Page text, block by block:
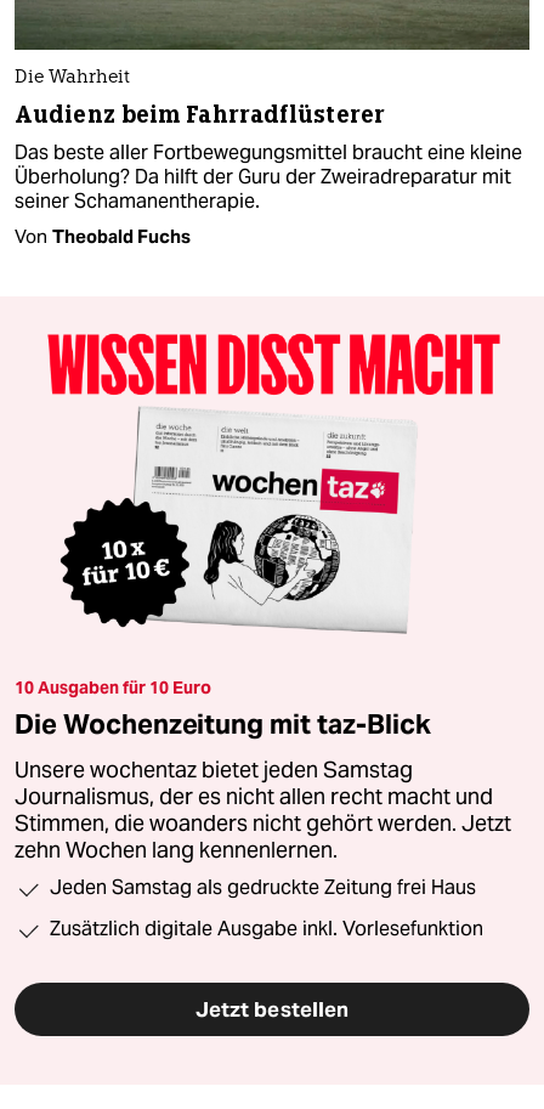
Die Wahrheit
Audienz beim Fahrradflüsterer
Das beste aller Fortbewegungsmittel braucht eine kleine
Überholung? Da hilft der Guru der Zweiradreparatur mit
seiner Schamanentherapie.
Von Theobald Fuchs
10 Ausgaben für 10 Euro
Die Wochenzeitung mit taz-Blick
Unsere wochentaz bietet jeden Samstag
Journalismus, der es nicht allen recht macht und
Stimmen, die woanders nicht gehört werden. Jetzt
zehn Wochen lang kennenlernen.
Jeden Samstag als gedruckte Zeitung frei Haus
Zusätzlich digitale Ausgabe inkl. Vorlesefunktion
Jetzt bestellen